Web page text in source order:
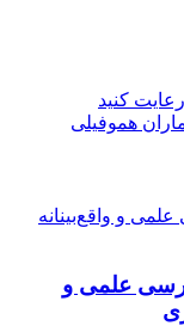
کنید
هموفیلی
علمی و